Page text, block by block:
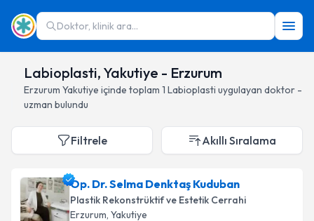
Doktor, klinik ara...
Labioplasti, Yakutiye - Erzurum
Erzurum Yakutiye içinde toplam 1 Labioplasti uygulayan doktor -
uzman bulundu
Filtrele Akıllı Sıralama
Op. Dr. Selma Denktaş Kuduban
Plastik Rekonstrüktif ve Estetik Cerrahi
Erzurum, Yakutiye